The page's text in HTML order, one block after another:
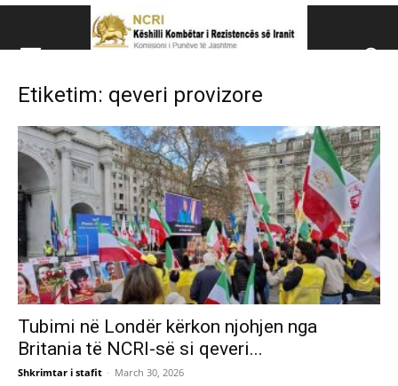
Këshillit Kombëtar të Rezistencës së Iranit (NCRI)
Etiketim: qeveri provizore
Tubimi në Londër kërkon njohjen nga
Britania të NCRI-së si qeveri...
Shkrimtar i stafit - March 30, 2026